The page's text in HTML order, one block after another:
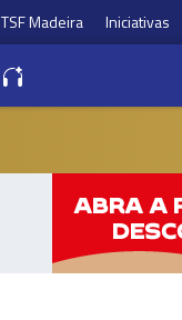
TSF Madeira Iniciativas